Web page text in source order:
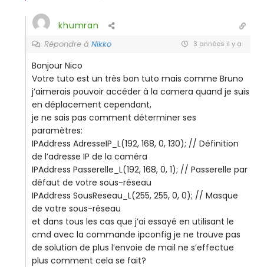
khumran
Répondre àNikko 3 années il y a
Bonjour Nico
Votre tuto est un très bon tuto mais comme Bruno
j’aimerais pouvoir accéder à la camera quand je suis
en déplacement cependant,
je ne sais pas comment déterminer ses
paramètres:
IPAddress AdresseIP_L(192, 168, 0, 130); // Définition
de l’adresse IP de la caméra
IPAddress Passerelle_L(192, 168, 0, 1); // Passerelle par
défaut de votre sous-réseau
IPAddress SousReseau_L(255, 255, 0, 0); // Masque
de votre sous-réseau
et dans tous les cas que j’ai essayé en utilisant le
cmd avec la commande ipconfig je ne trouve pas
de solution de plus l’envoie de mail ne s’effectue
plus comment cela se fait?